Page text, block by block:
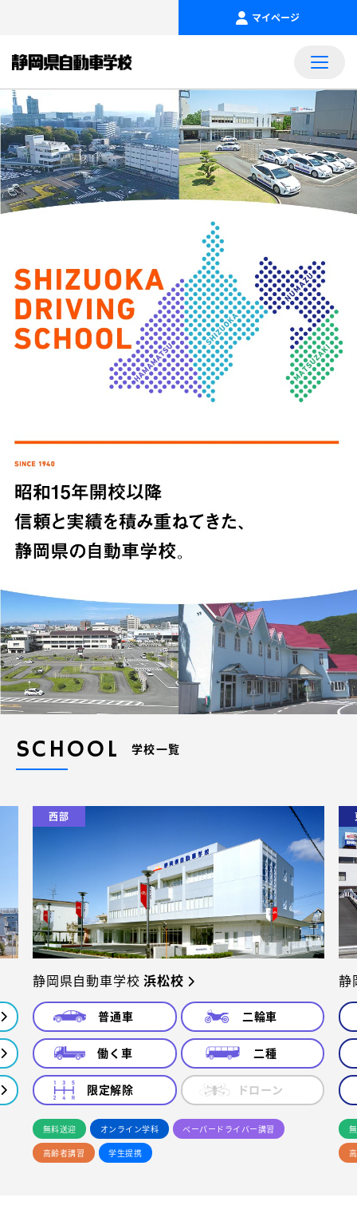
マイページ
SCHOOL 学校一覧
西部
静岡県自動車学校浜松校
普通車 二輪車
働く車 二種
限定解除 ドローン
無料送迎 オンライン学科
ペーパードライバー講習
高齢者講習
学生提携
静